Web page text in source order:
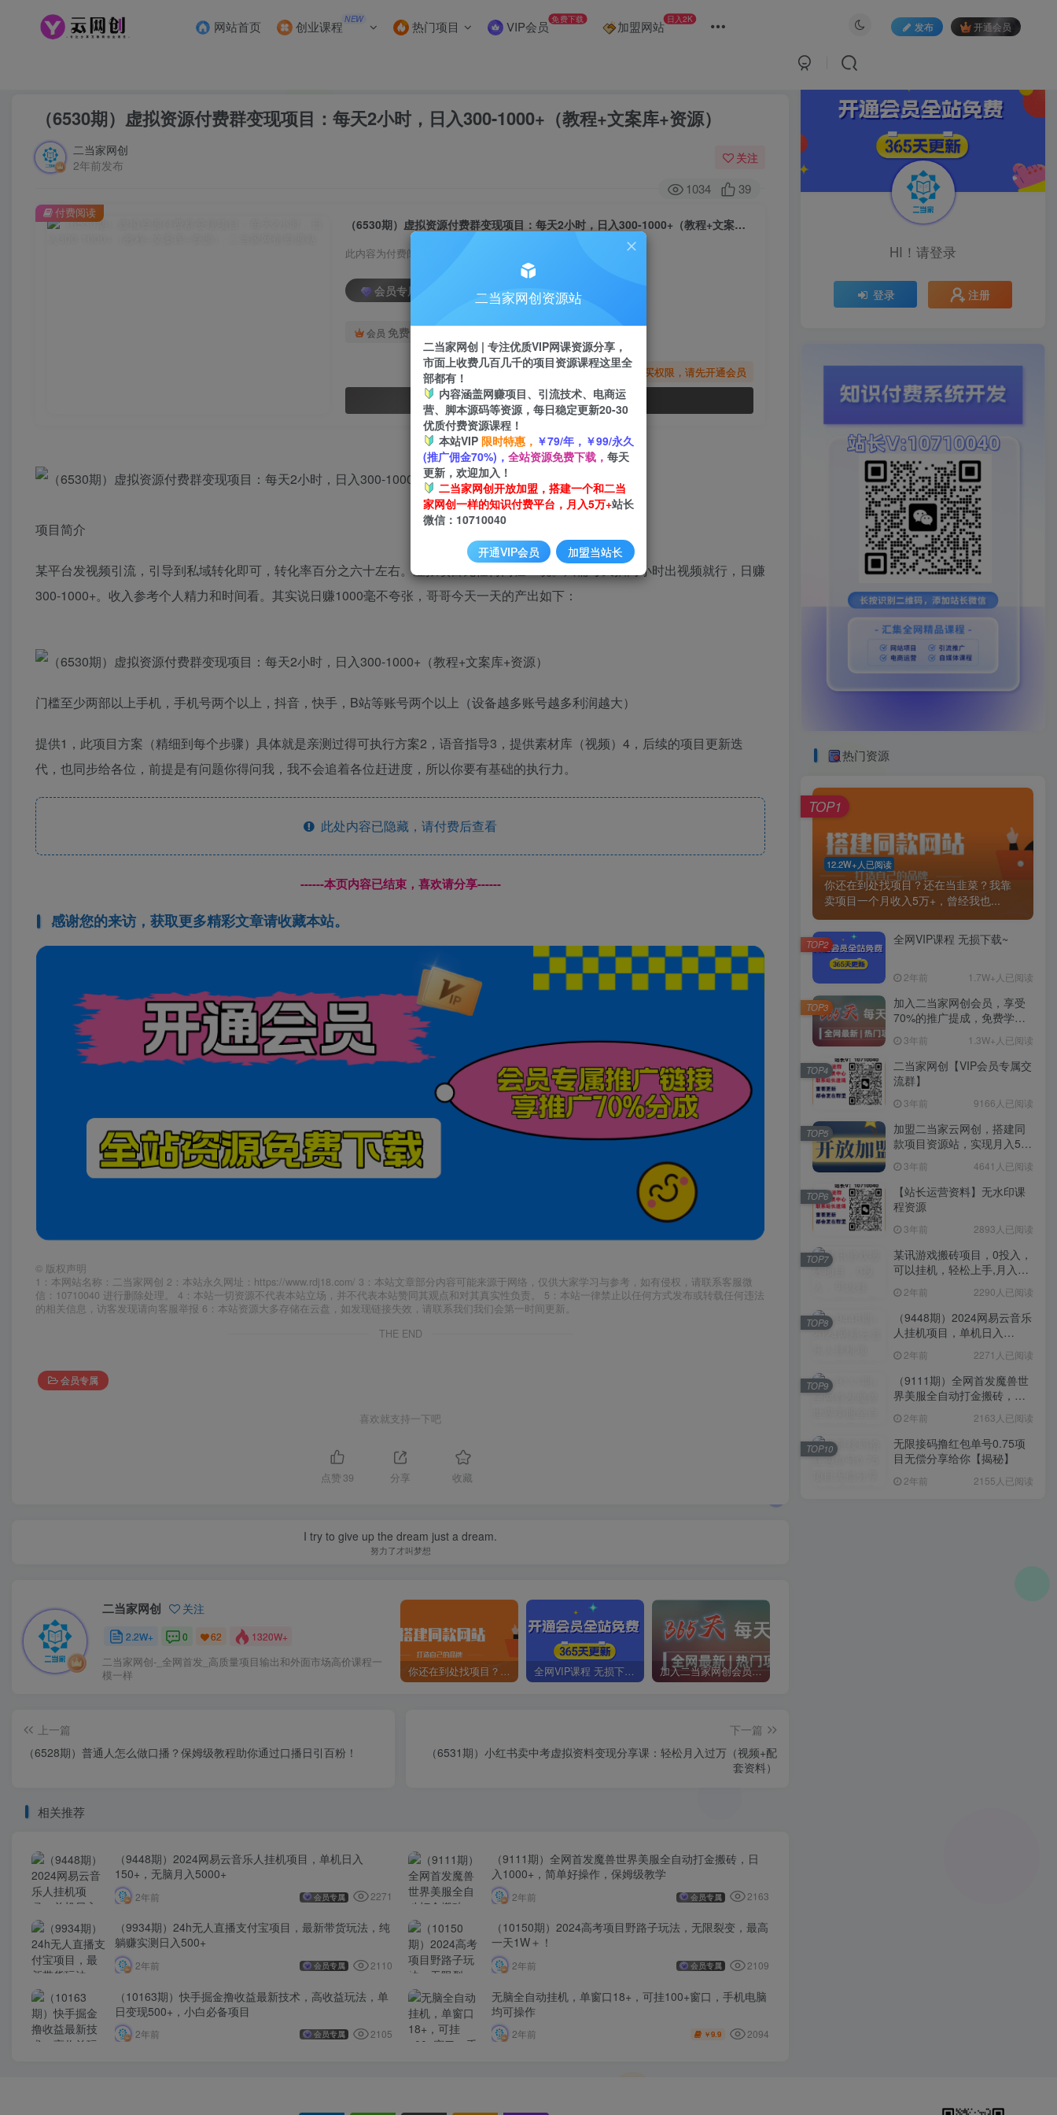
网站首页 创业课程 NEW 热门项目 VIP会员 免费下载 加盟网站 日入2K
发布 开通会员
（6530期）虚拟资源付费群变现项目：每天2小时，日入300-1000+（教程+文案库+资源）
二当家网创
2年前发布
关注
1034 39
（6530期）虚拟资源付费群变现项目：每天2小时，日入300-1000+（教程+文案库+资源）
此内容为付费阅读，请付费后查看
会员专属资源
会员 免费
您暂无购买权限，请先开通会员
开通会员
付费阅读
项目简介
某平台发视频引流，引导到私域转化即可，转化率百分之六十左右。虚拟项目无任何门槛一说。只需每天抽两小时出视频就行，日赚
300-1000+。收入参考个人精力和时间看。其实说日赚1000毫不夸张，哥哥今天一天的产出如下：
门槛至少两部以上手机，手机号两个以上，抖音，快手，B站等账号两个以上（设备越多账号越多利润越大）
提供1，此项目方案（精细到每个步骤）具体就是亲测过得可执行方案2，语音指导3，提供素材库（视频）4，后续的项目更新迭
代，也同步给各位，前提是有问题你得问我，我不会追着各位赶进度，所以你要有基础的执行力。
此处内容已隐藏，请付费后查看
------本页内容已结束，喜欢请分享------
感谢您的来访，获取更多精彩文章请收藏本站。
© 版权声明
1：本网站名称：二当家网创 2：本站永久网址：https://www.rdj18.com/ 3：本站文章部分内容可能来源于网络，仅供大家学习与参考，如有侵权，请联系客服微
信：10710040 进行删除处理。 4：本站一切资源不代表本站立场，并不代表本站赞同其观点和对其真实性负责。 5：本站一律禁止以任何方式发布或转载任何违法
的相关信息，访客发现请向客服举报 6：本站资源大多存储在云盘，如发现链接失效，请联系我们我们会第一时间更新。
THE END
会员专属
喜欢就支持一下吧
点赞 39 分享 收藏
I try to give up the dream just a dream.
努力了才叫梦想
二当家网创 关注
2.2W+ 0 62 1320W+
二当家网创-_全网首发_高质量项目输出和外面市场高价课程一
模一样
你还在到处找项目？还在当韭菜？我靠卖项目一个月收入5万+，曾经我也是个失败者。 全网VIP课程 无损下载~ 加入二当家网创会员，享受70%的推广提成，免费学习网上万种创业课程，菜鸟变大神。
上一篇
（6528期）普通人怎么做口播？保姆级教程助你通过口播日引百粉！
下一篇
（6531期）小红书卖中考虚拟资料变现分享课：轻松月入过万（视频+配
套资料）
相关推荐
（9448期）2024网易云音乐人挂机项目，单机日入
150+，无脑月入5000+
2年前 会员专属 2271
（9111期）全网首发魔兽世界美服全自动打金搬砖，日
入1000+，简单好操作，保姆级教学
2年前 会员专属 2163
（9934期）24h无人直播支付宝项目，最新带货玩法，纯
躺赚实测日入500+
2年前 会员专属 2110
（10150期）2024高考项目野路子玩法，无限裂变，最高
一天1W＋！
2年前 会员专属 2109
（10163期）快手掘金撸收益最新技术，高收益玩法，单
日变现500+，小白必备项目
2年前 会员专属 2105
无脑全自动挂机，单窗口18+，可挂100+窗口，手机电脑
均可操作
2年前 ￥9.9 2094
HI！请登录
登录 注册
热门资源
12.2W+人已阅读
你还在到处找项目？还在当韭菜？我靠
卖项目一个月收入5万+，曾经我也...
TOP1
全网VIP课程 无损下载~
2年前 1.7W+人已阅读
TOP2
加入二当家网创会员，享受
70%的推广提成，免费学习
大神。
3年前 1.3W+人已阅读
TOP3
二当家网创【VIP会员专属交
流群】
3年前 9166人已阅读
TOP4
加盟二当家云网创，搭建同
款项目资源站，实现月入5万
3年前 4641人已阅读
TOP5
【站长运营资料】无水印课
程资源
3年前 2893人已阅读
TOP6
某讯游戏搬砖项目，0投入，
可以挂机，轻松上手,月入
2年前 2290人已阅读
TOP7
（9448期）2024网易云音乐
人挂机项目，单机日入
2年前 2271人已阅读
TOP8
（9111期）全网首发魔兽世
界美服全自动打金搬砖，日
姆级教学
2年前 2163人已阅读
TOP9
无限接码撸红包单号0.75项
目无偿分享给你【揭秘】
2年前 2155人已阅读
TOP10
二当家网创资源站
二当家网创 | 专注优质VIP网课资源分享，
市面上收费几百几千的项目资源课程这里全
部都有！
内容涵盖网赚项目、引流技术、电商运
营、脚本源码等资源，每日稳定更新20-30
优质付费资源课程！
本站VIP 限时特惠， ￥79/年，￥99/永久
(推广佣金70%)， 全站资源免费下载， 每天
更新，欢迎加入！
二当家网创开放加盟，搭建一个和二当
家网创一样的知识付费平台，月入5万+站长
微信：10710040
开通VIP会员 加盟当站长